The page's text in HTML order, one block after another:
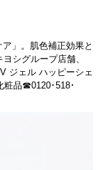
」。肌色補正効果と
シグループ店舗、
ジェル ハッピーシェ
粧品☎0120･518･